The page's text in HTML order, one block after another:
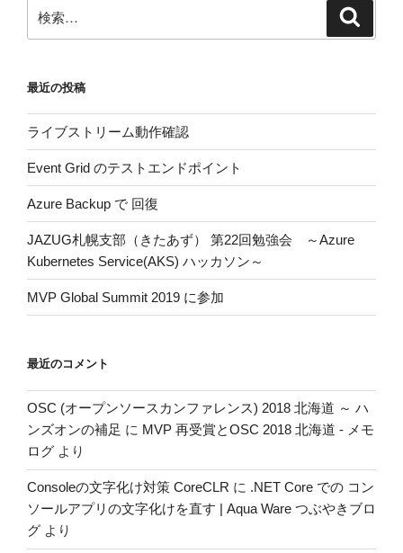
索:
最近の投稿
ライブストリーム動作確認
Event Grid のテストエンドポイント
Azure Backup で 回復
JAZUG札幌支部（きたあず） 第22回勉強会 ～Azure
Kubernetes Service(AKS) ハッカソン～
MVP Global Summit 2019 に参加
最近のコメント
OSC (オープンソースカンファレンス) 2018 北海道 ～ ハ
ンズオンの補足 に MVP 再受賞とOSC 2018 北海道 - メモ
ログ より
Consoleの文字化け対策 CoreCLR に .NET Core での コン
ソールアプリの文字化けを直す | Aqua Ware つぶやきブロ
グ より